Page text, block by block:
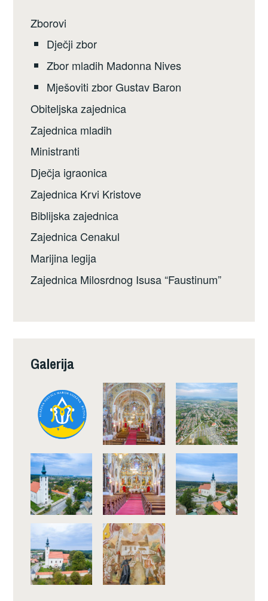
Zborovi
Dječji zbor
Zbor mladih Madonna Nives
Mješoviti zbor Gustav Baron
Obiteljska zajednica
Zajednica mladih
Ministranti
Dječja igraonica
Zajednica Krvi Kristove
Biblijska zajednica
Zajednica Cenakul
Marijina legija
Zajednica Milosrdnog Isusa “Faustinum”
Galerija